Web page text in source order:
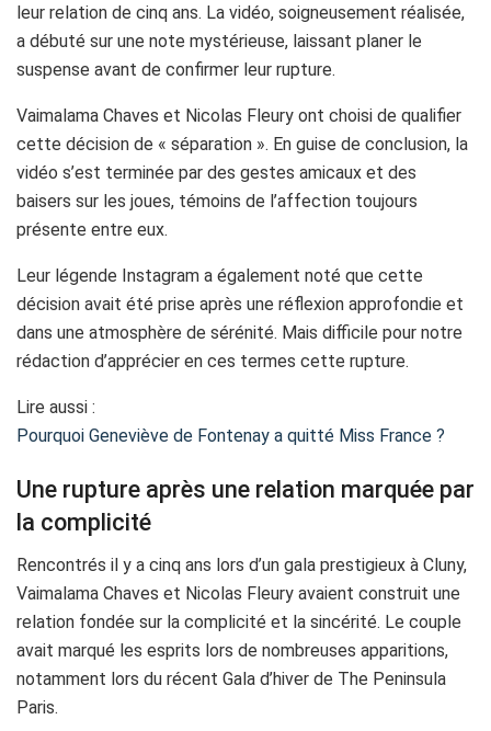
leur relation de cinq ans. La vidéo, soigneusement réalisée,
a débuté sur une note mystérieuse, laissant planer le
suspense avant de confirmer leur rupture.
Vaimalama Chaves et Nicolas Fleury ont choisi de qualifier
cette décision de « séparation ». En guise de conclusion, la
vidéo s’est terminée par des gestes amicaux et des
baisers sur les joues, témoins de l’affection toujours
présente entre eux.
Leur légende Instagram a également noté que cette
décision avait été prise après une réflexion approfondie et
dans une atmosphère de sérénité. Mais difficile pour notre
rédaction d’apprécier en ces termes cette rupture.
Lire aussi :
Pourquoi Geneviève de Fontenay a quitté Miss France ?
Une rupture après une relation marquée par
la complicité
Rencontrés il y a cinq ans lors d’un gala prestigieux à Cluny,
Vaimalama Chaves et Nicolas Fleury avaient construit une
relation fondée sur la complicité et la sincérité. Le couple
avait marqué les esprits lors de nombreuses apparitions,
notamment lors du récent Gala d’hiver de The Peninsula
Paris.